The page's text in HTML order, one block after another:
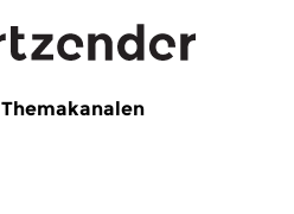
Themakanalen